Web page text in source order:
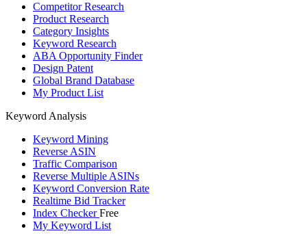
Competitor Research
Product Research
Category Insights
Keyword Research
ABA Opportunity Finder
Design Patent
Global Brand Database
My Product List
Keyword Analysis
Keyword Mining
Reverse ASIN
Traffic Comparison
Reverse Multiple ASINs
Keyword Conversion Rate
Realtime Bid Tracker
Index CheckerFree
My Keyword List